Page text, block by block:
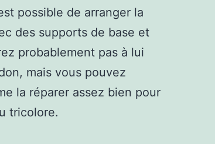
possible de arranger la
des supports de base et
probablement pas à lui
mais vous pouvez
la réparer assez bien pour
tricolore.